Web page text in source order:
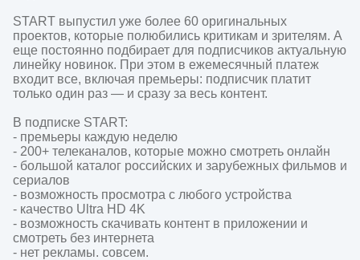
START выпустил уже более 60 оригинальных
проектов, которые полюбились критикам и зрителям. А
еще постоянно подбирает для подписчиков актуальную
линейку новинок. При этом в ежемесячный платеж
входит все, включая премьеры: подписчик платит
только один раз — и сразу за весь контент.
В подписке START:
- премьеры каждую неделю
- 200+ телеканалов, которые можно смотреть онлайн
- большой каталог российских и зарубежных фильмов и
сериалов
- возможность просмотра с любого устройства
- качество Ultra HD 4K
- возможность скачивать контент в приложении и
смотреть без интернета
- нет рекламы. совсем.